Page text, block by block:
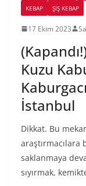
KEBAP
ŞIŞ KEBAP
17 Ekim 2023
Kuzu
İstanbul
Dikkat. Bu
araştırmacılara
saklanmaya
sıyırmak,